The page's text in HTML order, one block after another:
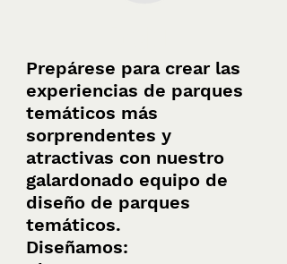
Prepárese para crear las
experiencias de parques
temáticos más
sorprendentes y
atractivas con nuestro
galardonado equipo de
diseño de parques
temáticos.
Diseñamos: